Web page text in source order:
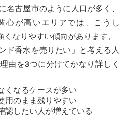
名古屋市のように人口が多く、
心が高いエリアでは、こうし
なりやすい傾向があります。
ド香水を売りたい」と考える人
由を3つに分けてかなり詳しく
くなるケースが多い
用のまま残りやすい
認したい人が増えている